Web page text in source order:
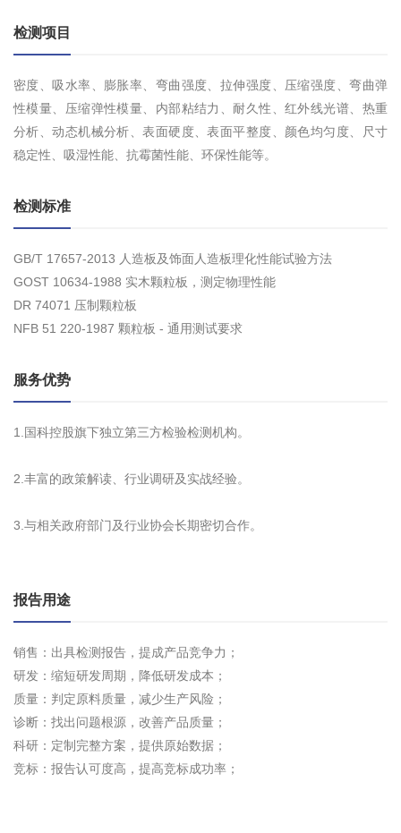
检测项目
密度、吸水率、膨胀率、弯曲强度、拉伸强度、压缩强度、弯曲弹
性模量、压缩弹性模量、内部粘结力、耐久性、红外线光谱、热重
分析、动态机械分析、表面硬度、表面平整度、颜色均匀度、尺寸
稳定性、吸湿性能、抗霉菌性能、环保性能等。
检测标准
GB/T 17657-2013 人造板及饰面人造板理化性能试验方法
GOST 10634-1988 实木颗粒板，测定物理性能
DR 74071 压制颗粒板
NFB 51 220-1987 颗粒板 - 通用测试要求
服务优势
1.国科控股旗下独立第三方检验检测机构。
2.丰富的政策解读、行业调研及实战经验。
3.与相关政府部门及行业协会长期密切合作。
报告用途
销售：出具检测报告，提成产品竞争力；
研发：缩短研发周期，降低研发成本；
质量：判定原料质量，减少生产风险；
诊断：找出问题根源，改善产品质量；
科研：定制完整方案，提供原始数据；
竞标：报告认可度高，提高竞标成功率；